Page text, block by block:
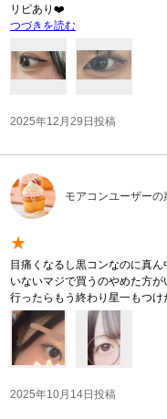
リピあり❤️
つづきを読む
2025年12月29日投稿
モアコンユーザー
★
目痛くなるし黒コンなのに真
いないマジで買うのやめた方
行ったらもう終わり星一もつけ
2025年10月14日投稿